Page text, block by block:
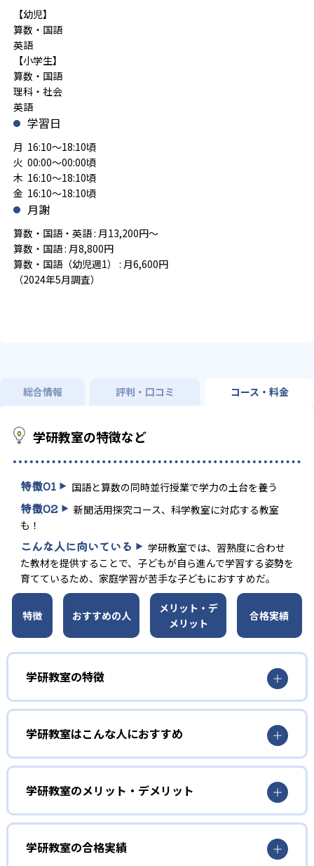
【幼児】
算数・国語
英語
【小学生】
算数・国語
理科・社会
英語
学習日
月 16:10～18:10頃
火 00:00～00:00頃
木 16:10～18:10頃
金 16:10～18:10頃
月謝
算数・国語・英語 : 月13,200円～
算数・国語 : 月8,800円
算数・国語（幼児週1） : 月6,600円
（2024年5月調査）
総合情報 評判・口コミ コース・料金
学研教室の特徴など
特徴01 国語と算数の同時並行授業で学力の土台を養う
特徴02
新聞活用探究コース、科学教室に対応する教室
も！
こんな人に向いている
学研教室では、習熟度に合わせ
た教材を提供することで、子どもが自ら進んで学習する姿勢を
育てているため、家庭学習が苦手な子どもにおすすめだ。
特徴 おすすめの人
メリット・デ
メリット
合格実績
学研教室の特徴
01
3歳から高校生まで「無学年方式」で個別指導
学研教室は、0･1･2歳から高校生までを対象として個別指導
解度を最優先して学習を進める「無学年方式」を採用して
いることが特徴だ。この「無学年方式」では、生徒が個々
のペースで学習することができるため、一度立ち止まって
わからないところをしっかり学習したり、余裕がある場合
はどんどん先取り学習を進めたりすることも可能である。
学研教室はこんな人におすすめ
勉強全体の底力を上げたい人向け
学研教室は、生徒の「わかった！」を重視する形で個別指
導を行っている。無理なく学習を進められるよう「無学年
方式」を採用しており、わからない問題がある場合は立ち
知識の量などで測りやすい「見える力」だけでなく、学習
学研教室のメリット・デメリット
学研教室の合格実績